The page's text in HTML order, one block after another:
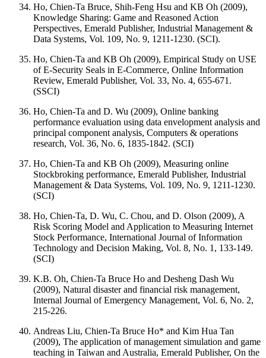
Ho, Chien-Ta Bruce, Shih-Feng Hsu and KB Oh (2009),
Knowledge Sharing: Game and Reasoned Action
Perspectives, Emerald Publisher, Industrial Management &
Data Systems, Vol. 109, No. 9, 1211-1230. (SCI).
Ho, Chien-Ta and KB Oh (2009), Empirical Study on USE
of E-Security Seals in E-Commerce, Online Information
Review, Emerald Publisher, Vol. 33, No. 4, 655-671.
(SSCI)
Ho, Chien-Ta and D. Wu (2009), Online banking
performance evaluation using data envelopment analysis and
principal component analysis, Computers & operations
research, Vol. 36, No. 6, 1835-1842. (SCI)
Ho, Chien-Ta and KB Oh (2009), Measuring online
Stockbroking performance, Emerald Publisher, Industrial
Management & Data Systems, Vol. 109, No. 9, 1211-1230.
(SCI)
Ho, Chien-Ta, D. Wu, C. Chou, and D. Olson (2009), A
Risk Scoring Model and Application to Measuring Internet
Stock Performance, International Journal of Information
Technology and Decision Making, Vol. 8, No. 1, 133-149.
(SCI)
K.B. Oh, Chien-Ta Bruce Ho and Desheng Dash Wu
(2009), Natural disaster and financial risk management,
Internal Journal of Emergency Management, Vol. 6, No. 2,
215-226.
Andreas Liu, Chien-Ta Bruce Ho* and Kim Hua Tan
(2009), The application of management simulation and game
teaching in Taiwan and Australia, Emerald Publisher, On the